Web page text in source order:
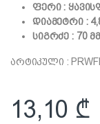
ფერი :
დიამეტრი :
სიგრძე : 70 მმ
არტიკული :
13,10 ₾